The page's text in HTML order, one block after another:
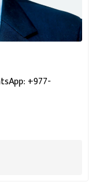
+977-